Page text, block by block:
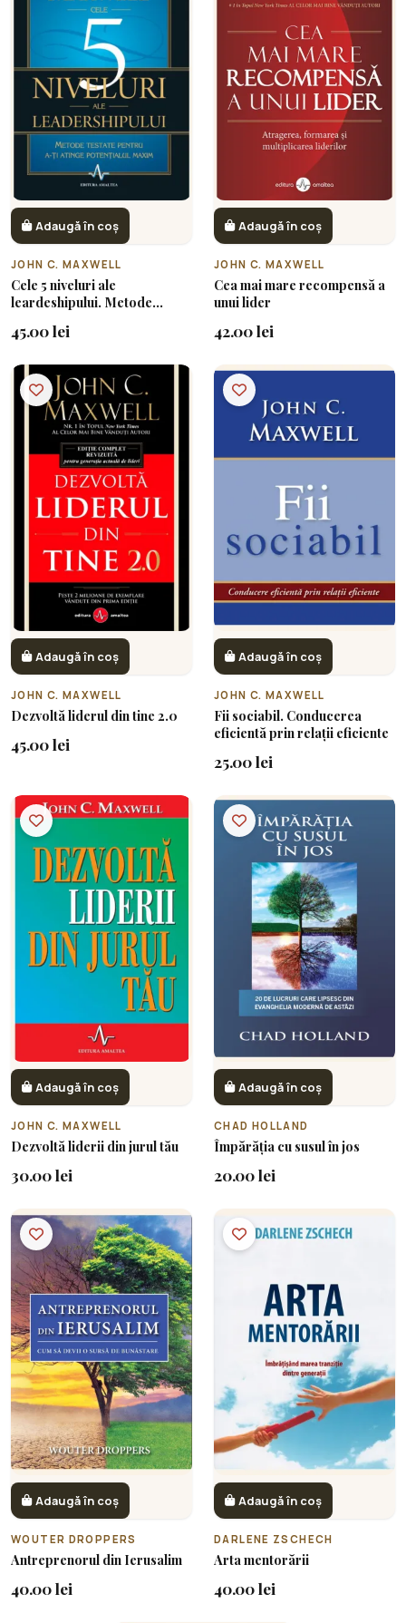
Adaugă în coș
JOHN C. MAXWELL
Cele 5 niveluri ale
leardeshipului. Metode
potențialul maxim
45.00 lei
Adaugă în coș
JOHN C. MAXWELL
Cea mai mare recompensă a
unui lider
42.00 lei
Adaugă în coș
JOHN C. MAXWELL
Dezvoltă liderul din tine 2.0
45.00 lei
Adaugă în coș
JOHN C. MAXWELL
Fii sociabil. Conducerea
eficientă prin relații eficiente
25.00 lei
Adaugă în coș
JOHN C. MAXWELL
Dezvoltă liderii din jurul tău
30.00 lei
Adaugă în coș
CHAD HOLLAND
Împărăția cu susul în jos
20.00 lei
Adaugă în coș
WOUTER DROPPERS
Antreprenorul din Ierusalim
40.00 lei
Adaugă în coș
DARLENE ZSCHECH
Arta mentorării
40.00 lei